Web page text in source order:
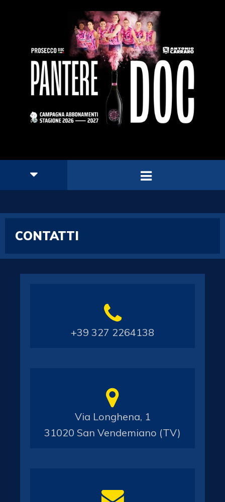
CONTATTI
+39 327 2264138
Via Longhena, 1
31020 San Vendemiano (TV)